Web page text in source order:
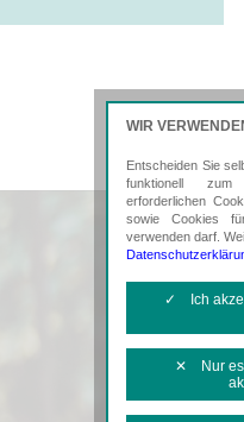
WIR
Entscheiden Sie
funktionell
erforderlichen
sowie Cookies
verwenden darf.
✓ Ich
✕ Nur